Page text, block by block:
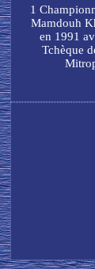
1
Mamdouh
en 1991
Tchèque